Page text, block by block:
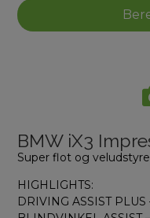
BMW iX3
Super flot og
HIGHLIGHTS:
DRIVING ASSIST